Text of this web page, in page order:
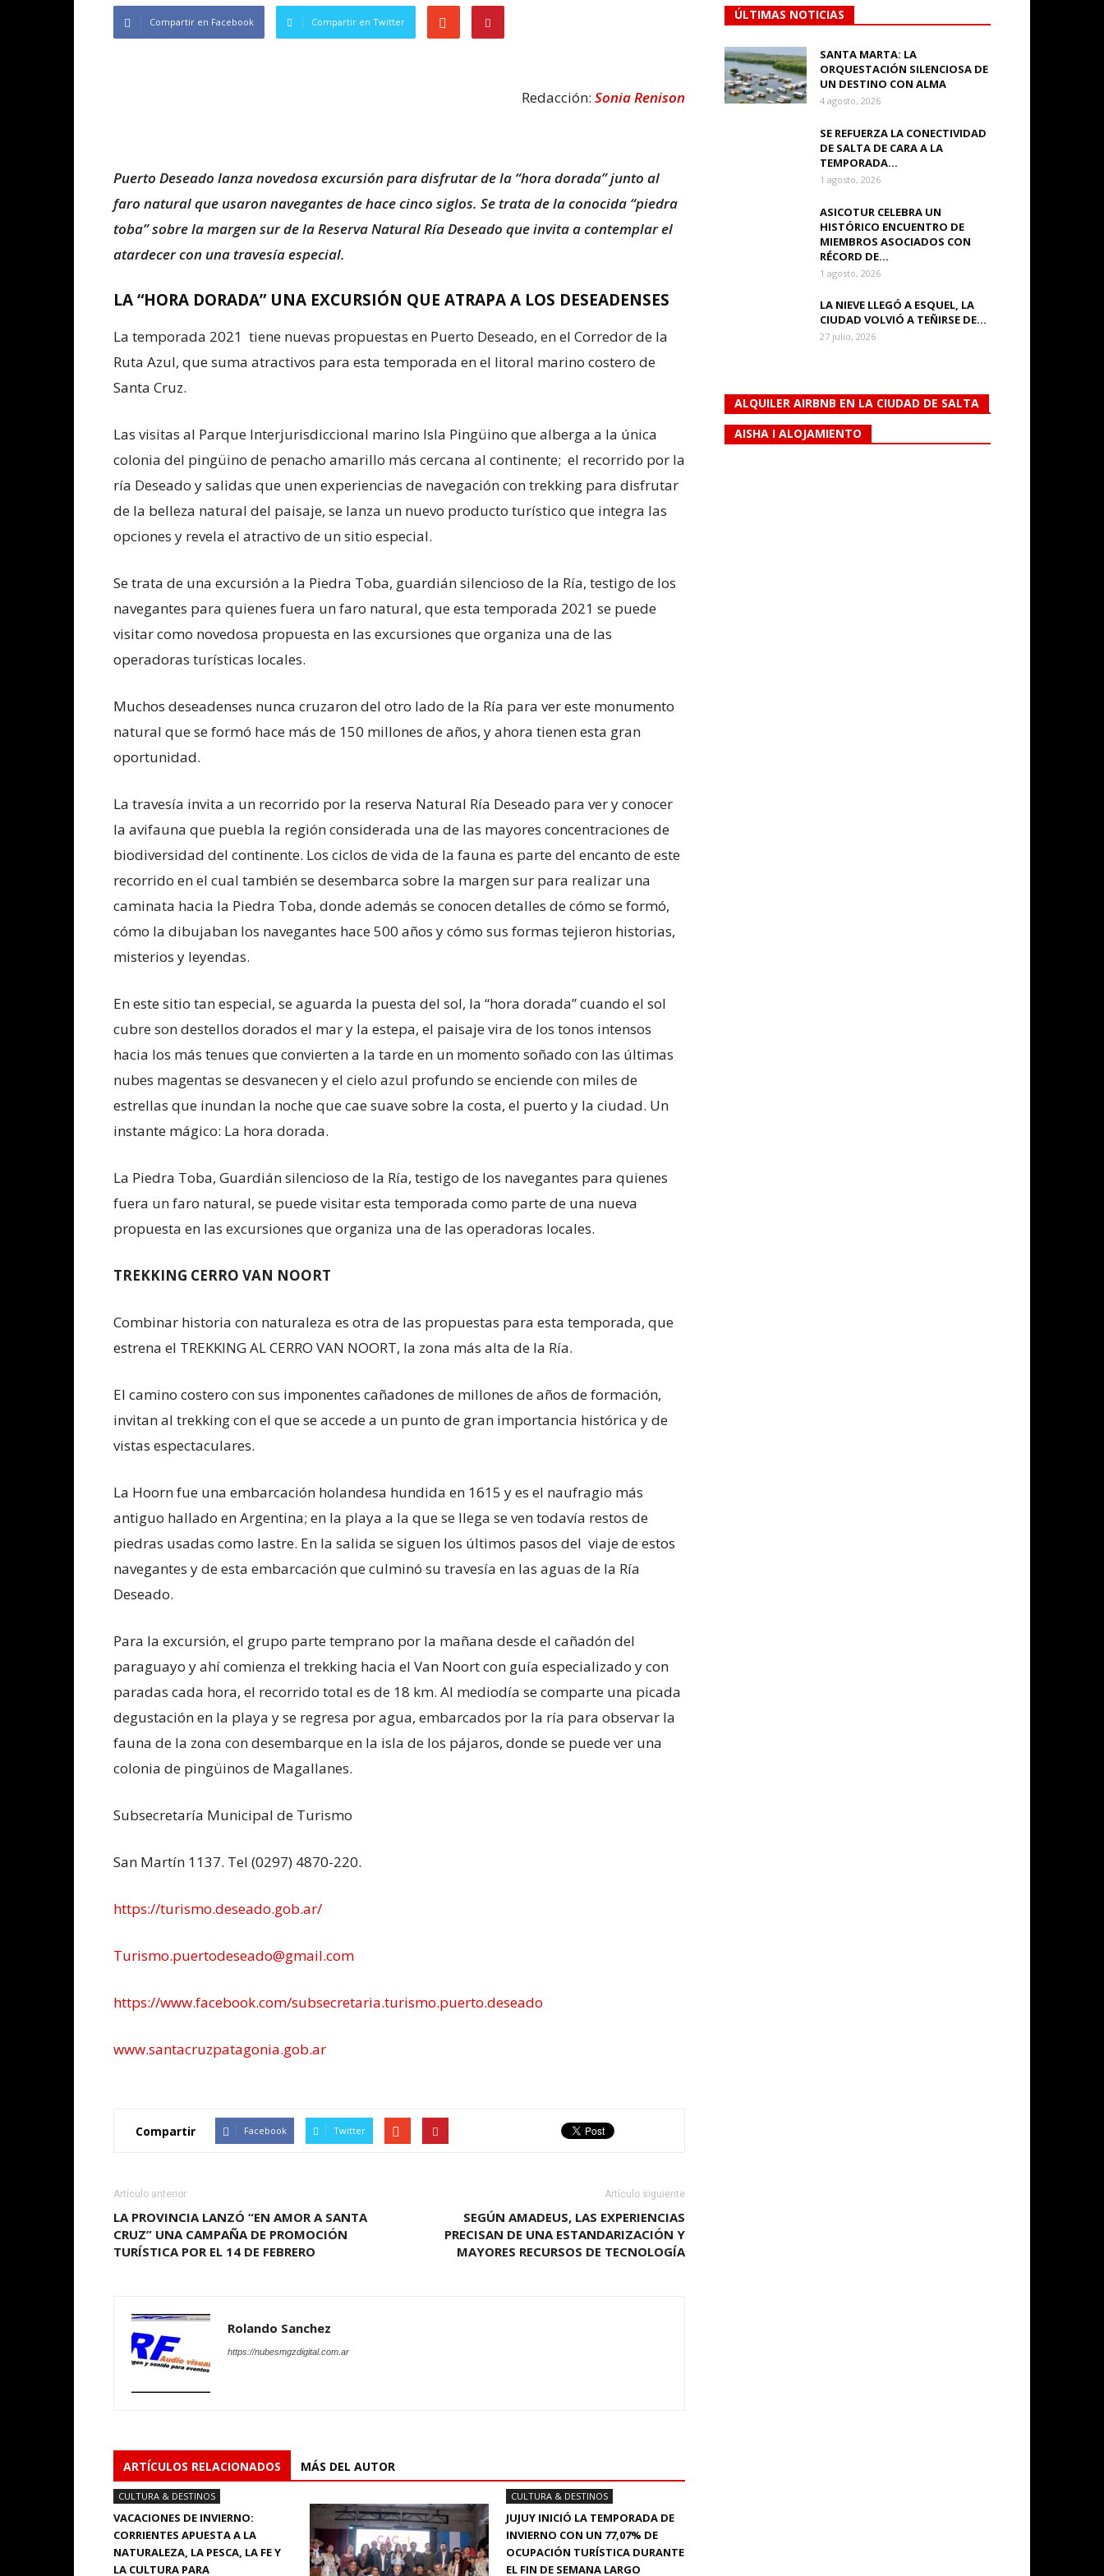
Compartir en Facebook Compartir en Twitter
Redacción: Sonia Renison
Puerto Deseado lanza novedosa excursión para disfrutar de la “hora dorada” junto al
faro natural que usaron navegantes de hace cinco siglos. Se trata de la conocida “piedra
toba” sobre la margen sur de la Reserva Natural Ría Deseado que invita a contemplar el
atardecer con una travesía especial.
LA “HORA DORADA” UNA EXCURSIÓN QUE ATRAPA A LOS DESEADENSES
La temporada 2021 tiene nuevas propuestas en Puerto Deseado, en el Corredor de la
Ruta Azul, que suma atractivos para esta temporada en el litoral marino costero de
Santa Cruz.
Las visitas al Parque Interjurisdiccional marino Isla Pingüino que alberga a la única
colonia del pingüino de penacho amarillo más cercana al continente; el recorrido por la
ría Deseado y salidas que unen experiencias de navegación con trekking para disfrutar
de la belleza natural del paisaje, se lanza un nuevo producto turístico que integra las
opciones y revela el atractivo de un sitio especial.
Se trata de una excursión a la Piedra Toba, guardián silencioso de la Ría, testigo de los
navegantes para quienes fuera un faro natural, que esta temporada 2021 se puede
visitar como novedosa propuesta en las excursiones que organiza una de las
operadoras turísticas locales.
Muchos deseadenses nunca cruzaron del otro lado de la Ría para ver este monumento
natural que se formó hace más de 150 millones de años, y ahora tienen esta gran
oportunidad.
La travesía invita a un recorrido por la reserva Natural Ría Deseado para ver y conocer
la avifauna que puebla la región considerada una de las mayores concentraciones de
biodiversidad del continente. Los ciclos de vida de la fauna es parte del encanto de este
recorrido en el cual también se desembarca sobre la margen sur para realizar una
caminata hacia la Piedra Toba, donde además se conocen detalles de cómo se formó,
cómo la dibujaban los navegantes hace 500 años y cómo sus formas tejieron historias,
misterios y leyendas.
En este sitio tan especial, se aguarda la puesta del sol, la “hora dorada” cuando el sol
cubre son destellos dorados el mar y la estepa, el paisaje vira de los tonos intensos
hacia los más tenues que convierten a la tarde en un momento soñado con las últimas
nubes magentas se desvanecen y el cielo azul profundo se enciende con miles de
estrellas que inundan la noche que cae suave sobre la costa, el puerto y la ciudad. Un
instante mágico: La hora dorada.
La Piedra Toba, Guardián silencioso de la Ría, testigo de los navegantes para quienes
fuera un faro natural, se puede visitar esta temporada como parte de una nueva
propuesta en las excursiones que organiza una de las operadoras locales.
TREKKING CERRO VAN NOORT
Combinar historia con naturaleza es otra de las propuestas para esta temporada, que
estrena el TREKKING AL CERRO VAN NOORT, la zona más alta de la Ría.
El camino costero con sus imponentes cañadones de millones de años de formación,
invitan al trekking con el que se accede a un punto de gran importancia histórica y de
vistas espectaculares.
La Hoorn fue una embarcación holandesa hundida en 1615 y es el naufragio más
antiguo hallado en Argentina; en la playa a la que se llega se ven todavía restos de
piedras usadas como lastre. En la salida se siguen los últimos pasos del viaje de estos
navegantes y de esta embarcación que culminó su travesía en las aguas de la Ría
Deseado.
Para la excursión, el grupo parte temprano por la mañana desde el cañadón del
paraguayo y ahí comienza el trekking hacia el Van Noort con guía especializado y con
paradas cada hora, el recorrido total es de 18 km. Al mediodía se comparte una picada
degustación en la playa y se regresa por agua, embarcados por la ría para observar la
fauna de la zona con desembarque en la isla de los pájaros, donde se puede ver una
colonia de pingüinos de Magallanes.
Subsecretaría Municipal de Turismo
San Martín 1137. Tel (0297) 4870-220.
https://turismo.deseado.gob.ar/
Turismo.puertodeseado@gmail.com
https://www.facebook.com/subsecretaria.turismo.puerto.deseado
www.santacruzpatagonia.gob.ar
Compartir Facebook Twitter
Artículo anterior
LA PROVINCIA LANZÓ “EN AMOR A SANTA
CRUZ” UNA CAMPAÑA DE PROMOCIÓN
TURÍSTICA POR EL 14 DE FEBRERO
Artículo siguiente
SEGÚN AMADEUS, LAS EXPERIENCIAS
PRECISAN DE UNA ESTANDARIZACIÓN Y
MAYORES RECURSOS DE TECNOLOGÍA
Rolando Sanchez
https://nubesmgzdigital.com.ar
ARTÍCULOS RELACIONADOS MÁS DEL AUTOR
CULTURA & DESTINOS
VACACIONES DE INVIERNO:
CORRIENTES APUESTA A LA
NATURALEZA, LA PESCA, LA FE Y
LA CULTURA PARA
CULTURA & DESTINOS
JUJUY INICIÓ LA TEMPORADA DE
INVIERNO CON UN 77,07% DE
OCUPACIÓN TURÍSTICA DURANTE
EL FIN DE SEMANA LARGO
ÚLTIMAS NOTICIAS
SANTA MARTA: LA
ORQUESTACIÓN SILENCIOSA DE
UN DESTINO CON ALMA
4 agosto, 2026
SE REFUERZA LA CONECTIVIDAD
DE SALTA DE CARA A LA
TEMPORADA...
1 agosto, 2026
ASICOTUR CELEBRA UN
HISTÓRICO ENCUENTRO DE
MIEMBROS ASOCIADOS CON
RÉCORD DE...
1 agosto, 2026
LA NIEVE LLEGÓ A ESQUEL, LA
CIUDAD VOLVIÓ A TEÑIRSE DE...
27 julio, 2026
ALQUILER AIRBNB EN LA CIUDAD DE SALTA
AISHA I ALOJAMIENTO